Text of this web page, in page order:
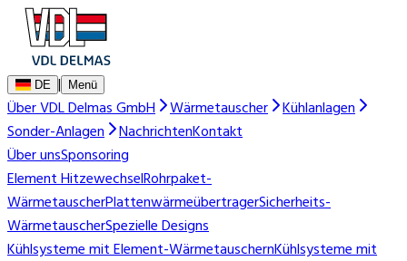
DE | Menü
Über VDL Delmas GmbH Wärmetauscher
Kühlanlagen
Sonder-Anlagen
NachrichtenKontakt
Über unsSponsoring
Element HitzewechselRohrpaket-
WärmetauscherPlattenwärmeübertragerSicherheits-
WärmetauscherSpezielle Designs
Kühlsysteme mit Element-WärmetauschernKühlsysteme mit